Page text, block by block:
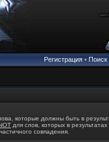
Регистрация• Поиск
которые должны быть в
для слов, которых в
совпадения.